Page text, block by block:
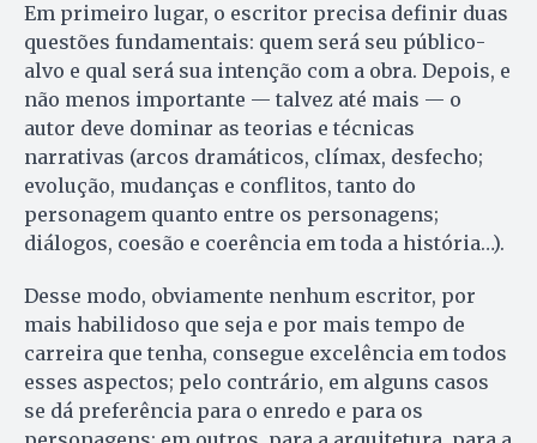
Em primeiro lugar, o escritor precisa definir duas
questões fundamentais: quem será seu público-
alvo e qual será sua intenção com a obra. Depois, e
não menos importante — talvez até mais — o
autor deve dominar as teorias e técnicas
narrativas (arcos dramáticos, clímax, desfecho;
evolução, mudanças e conflitos, tanto do
personagem quanto entre os personagens;
diálogos, coesão e coerência em toda a história…).
Desse modo, obviamente nenhum escritor, por
mais habilidoso que seja e por mais tempo de
carreira que tenha, consegue excelência em todos
esses aspectos; pelo contrário, em alguns casos
se dá preferência para o enredo e para os